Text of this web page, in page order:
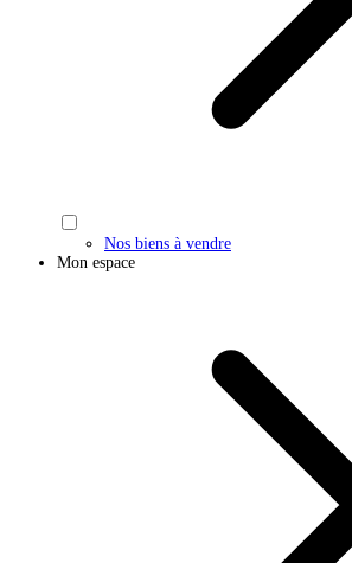
Nos biens à vendre
Mon espace